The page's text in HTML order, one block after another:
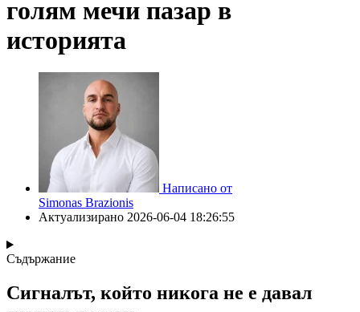
голям мечи пазар в
историята
Написано от
Simonas Brazionis
Актуализирано 2026-06-04 18:26:55
Съдържание
Сигналът, който никога не е давал